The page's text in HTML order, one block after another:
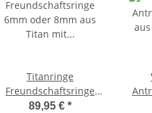
Titanringe
Freundschaftsringe
6mm oder 8mm aus
89,95 € *